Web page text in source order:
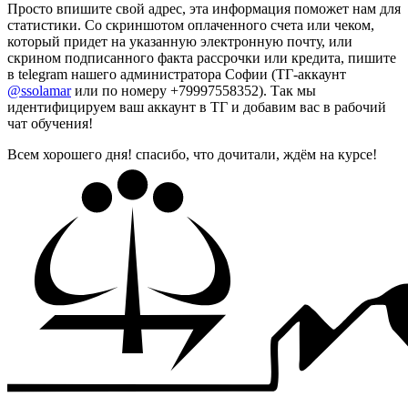
Просто впишите свой адрес, эта информация поможет нам для
статистики. Со скриншотом оплаченного счета или чеком,
который придет на указанную электронную почту, или
скрином подписанного факта рассрочки или кредита, пишите
в telegram нашего администратора Софии (ТГ-аккаунт
@ssolamarили по номеру +79997558352). Так мы
идентифицируем ваш аккаунт в ТГ и добавим вас в рабочий
чат обучения!
Всем хорошего дня! спасибо, что дочитали, ждём на курсе!